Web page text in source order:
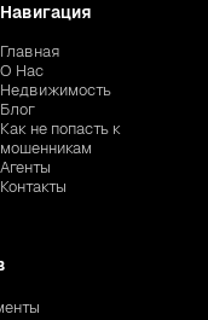
Навигация
Главная
О Нас
Недвижимость
Блог
Как не попасть к
мошенникам
Агенты
Контакты